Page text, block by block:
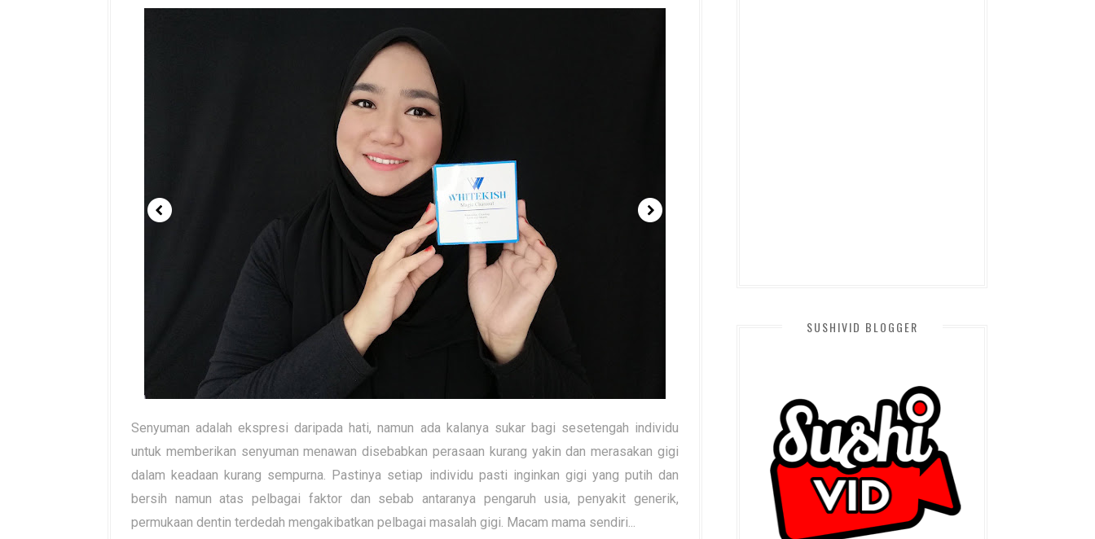
Senyuman adalah ekspresi daripada hati, namun ada kalanya sukar bagi sesetengah individu
untuk memberikan senyuman menawan disebabkan perasaan kurang yakin dan merasakan gigi
dalam keadaan kurang sempurna. Pastinya setiap individu pasti inginkan gigi yang putih dan
bersih namun atas pelbagai faktor dan sebab antaranya pengaruh usia, penyakit generik,
permukaan dentin terdedah mengakibatkan pelbagai masalah gigi. Macam mama sendiri...
SUSHIVID BLOGGER